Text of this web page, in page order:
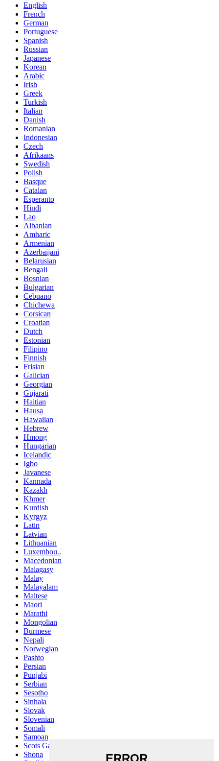
English
French
German
Portuguese
Spanish
Russian
Japanese
Korean
Arabic
Irish
Greek
Turkish
Italian
Danish
Romanian
Indonesian
Czech
Afrikaans
Swedish
Polish
Basque
Catalan
Esperanto
Hindi
Lao
Albanian
Amharic
Armenian
Azerbaijani
Belarusian
Bengali
Bosnian
Bulgarian
Cebuano
Chichewa
Corsican
Croatian
Dutch
Estonian
Filipino
Finnish
Frisian
Galician
Georgian
Gujarati
Haitian
Hausa
Hawaiian
Hebrew
Hmong
Hungarian
Icelandic
Igbo
Javanese
Kannada
Kazakh
Khmer
Kurdish
Kyrgyz
Latin
Latvian
Lithuanian
Luxembou..
Macedonian
Malagasy
Malay
Malayalam
Maltese
Maori
Marathi
Mongolian
Burmese
Nepali
Norwegian
Pashto
Persian
Punjabi
Serbian
Sesotho
Sinhala
Slovak
Slovenian
Somali
Samoan
Scots Gaelic
Shona